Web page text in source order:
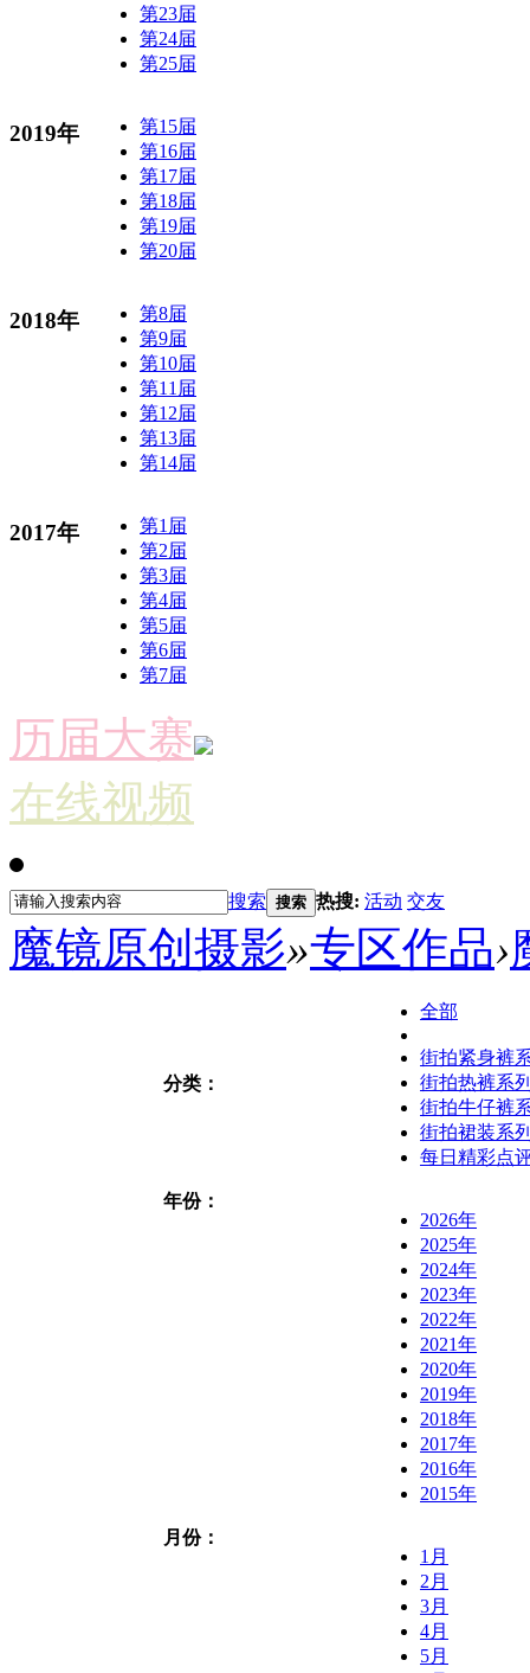
第23届
第24届
第25届
2019年
第15届
第16届
第17届
第18届
第19届
第20届
2018年
第8届
第9届
第10届
第11届
第12届
第13届
第14届
2017年
第1届
第2届
第3届
第4届
第5届
第6届
第7届
历届大赛
在线视频
搜索 搜索 热搜: 活动 交友
魔镜原创摄影»专区作品›
分类：
全部
街拍紧身裤
街拍热裤系
街拍牛仔裤
街拍裙装系
每日精彩点
年份：
2026年
2025年
2024年
2023年
2022年
2021年
2020年
2019年
2018年
2017年
2016年
2015年
月份：
1月
2月
3月
4月
5月